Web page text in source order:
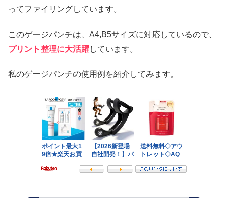
ってファイリングしています。
このゲージパンチは、A4,B5サイズに対応しているので、
プリント整理に大活躍しています。
私のゲージパンチの使用例を紹介してみます。